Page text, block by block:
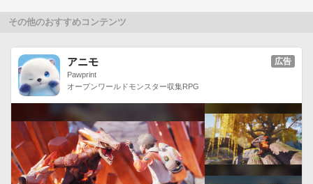
思いのままにフレーズを奏でるフリーモード。
介】
◆スコアランキング機能
MEGAMIXに搭載されたスコアランキング機能。
ユーザー登録不要で世界中のユーザーとスコアを競う事が可能
です。
メニューの王冠マークをクリックしてランキングを確認しよ
う！◆プレイ動画録画機能
プレイ動画をiPhone上で簡単に録画、投稿することが可能で
その他のおすすめコンテンツ
アニモ
Pawprint
オープンワールドモンスター収集RPG
広告